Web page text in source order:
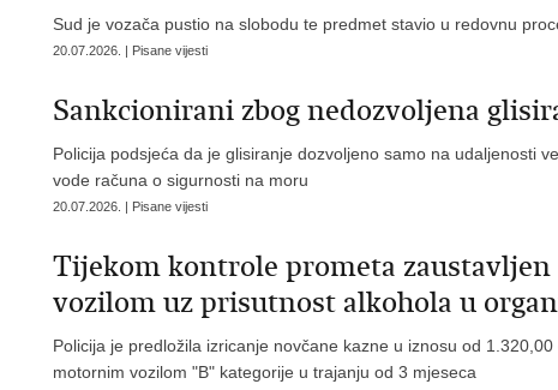
Sud je vozača pustio na slobodu te predmet stavio u redovnu
20.07.2026. | Pisane vijesti
Sankcionirani zbog nedozvoljena
Policija podsjeća da je glisiranje dozvoljeno samo na udaljenosti
vode računa o sigurnosti na moru
20.07.2026. | Pisane vijesti
Tijekom kontrole prometa zaustavljen
vozilom uz prisutnost alkohola u
Policija je predložila izricanje novčane kazne u iznosu od
motornim vozilom "B" kategorije u trajanju od 3 mjeseca